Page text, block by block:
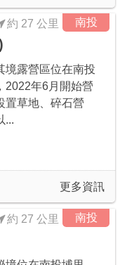
南投
約 27 公里
境露營區位在南投
2022年6月開始營
置草地、碎石營
...
更多資訊
南投
約 27 公里